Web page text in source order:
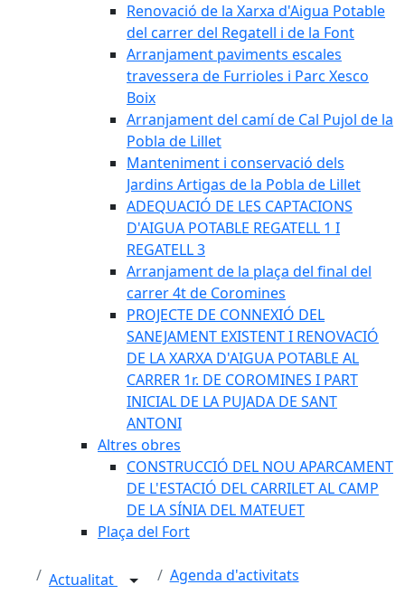
Renovació de la Xarxa d'Aigua Potable
del carrer del Regatell i de la Font
Arranjament paviments escales
travessera de Furrioles i Parc Xesco
Boix
Arranjament del camí de Cal Pujol de la
Pobla de Lillet
Manteniment i conservació dels
Jardins Artigas de la Pobla de Lillet
ADEQUACIÓ DE LES CAPTACIONS
D'AIGUA POTABLE REGATELL 1 I
REGATELL 3
Arranjament de la plaça del final del
carrer 4t de Coromines
PROJECTE DE CONNEXIÓ DEL
SANEJAMENT EXISTENT I RENOVACIÓ
DE LA XARXA D'AIGUA POTABLE AL
CARRER 1r. DE COROMINES I PART
INICIAL DE LA PUJADA DE SANT
ANTONI
Altres obres
CONSTRUCCIÓ DEL NOU APARCAMENT
DE L'ESTACIÓ DEL CARRILET AL CAMP
DE LA SÍNIA DEL MATEUET
Plaça del Fort
Actualitat Agenda d'activitats